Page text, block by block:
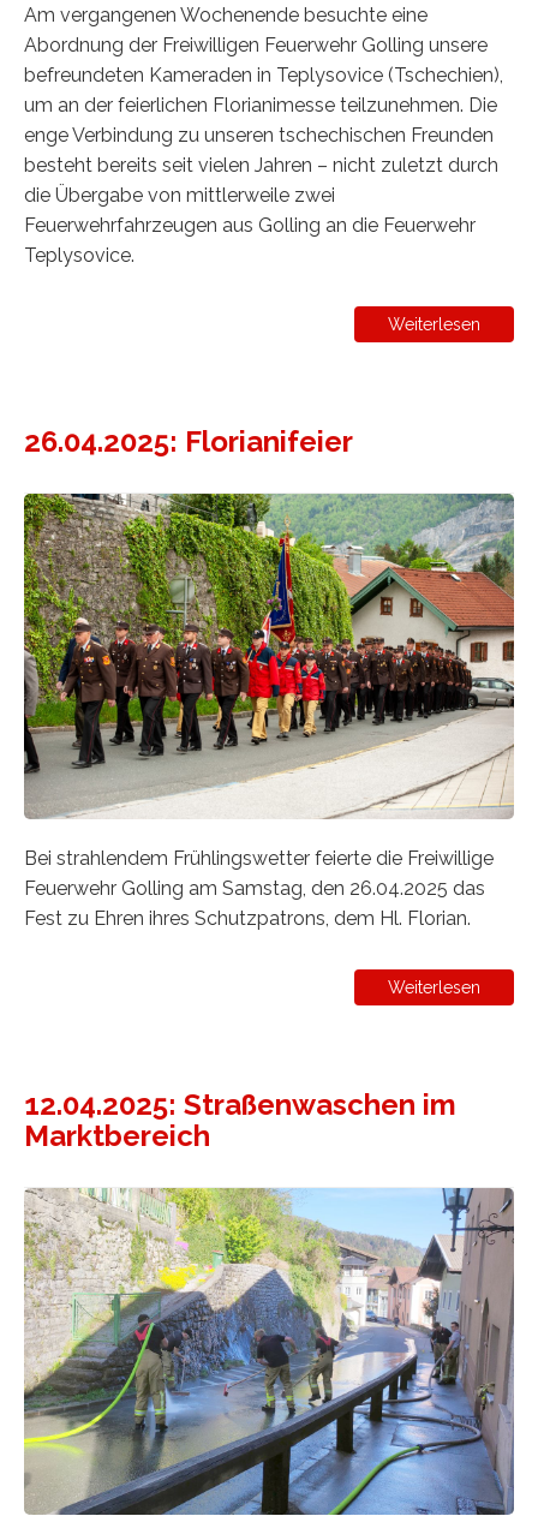
Am vergangenen Wochenende besuchte eine
Abordnung der Freiwilligen Feuerwehr Golling unsere
befreundeten Kameraden in Teplysovice (Tschechien),
um an der feierlichen Florianimesse teilzunehmen. Die
enge Verbindung zu unseren tschechischen Freunden
besteht bereits seit vielen Jahren – nicht zuletzt durch
die Übergabe von mittlerweile zwei
Feuerwehrfahrzeugen aus Golling an die Feuerwehr
Teplysovice.
Weiterlesen
26.04.2025: Florianifeier
Bei strahlendem Frühlingswetter feierte die Freiwillige
Feuerwehr Golling am Samstag, den 26.04.2025 das
Fest zu Ehren ihres Schutzpatrons, dem Hl. Florian.
Weiterlesen
12.04.2025: Straßenwaschen im
Marktbereich